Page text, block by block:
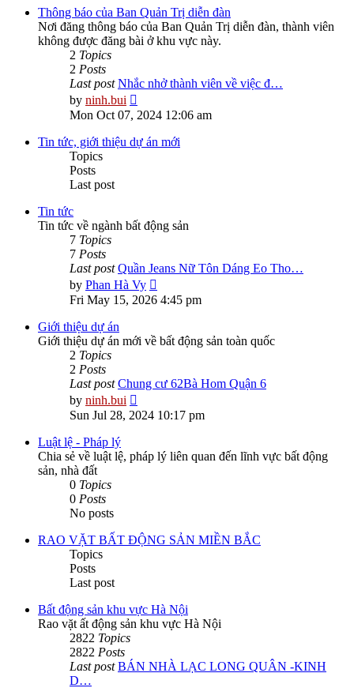
Thông báo của Ban Quản Trị diễn đàn
Nơi đăng thông báo của Ban Quản Trị diễn đàn, thành viên
không được đăng bài ở khu vực này.
2 Topics
2 Posts
Last post Nhắc nhở thành viên về việc đ…
by ninh.bui
the
post
Mon Oct 07, 2024 12:06 am
Tin tức, giới thiệu dự án mới
Topics
Posts
Last post
Tin tức
Tin tức về ngành bất động sản
7 Topics
7 Posts
Last post Quần Jeans Nữ Tôn Dáng Eo Tho…
by Phan Hà Vy
the
Fri May 15, 2026 4:45 pm
Giới thiệu dự án
Giới thiệu dự án mới về bất động sản toàn quốc
2 Topics
2 Posts
Last post Chung cư 62Bà Hom Quận 6
by ninh.bui
the
Sun Jul 28, 2024 10:17 pm
Luật lệ - Pháp lý
Chia sẻ về luật lệ, pháp lý liên quan đến lĩnh vực bất động
sản, nhà đất
0 Topics
0 Posts
No posts
RAO VẶT BẤT ĐỘNG SẢN MIỀN BẮC
Topics
Posts
Last post
Bất động sản khu vực Hà Nội
Rao vặt ất động sản khu vực Hà Nội
2822 Topics
2822 Posts
Last post BÁN NHÀ LẠC LONG QUÂN -KINH
D…